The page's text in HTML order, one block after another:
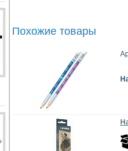
Похожие товары